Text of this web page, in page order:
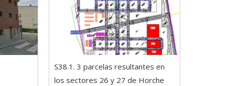
S38.1. 3 parcelas resultantes en
los sectores 26 y 27 de Horche